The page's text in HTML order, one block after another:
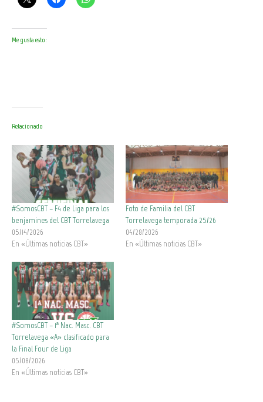
Me gusta esto:
Relacionado
#SomosCBT – F4 de Liga para los
benjamines del CBT Torrelavega
05/14/2026
En «Últimas noticias CBT»
Foto de Familia del CBT
Torrelavega temporada 25/26
04/28/2026
En «Últimas noticias CBT»
#SomosCBT – 1ª Nac. Masc. CBT
Torrelavega «A» clasificado para
la Final Four de Liga
05/08/2026
En «Últimas noticias CBT»